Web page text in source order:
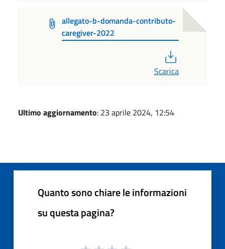
allegato-b-domanda-contributo-
caregiver-2022
Scarica
Ultimo aggiornamento: 23 aprile 2024, 12:54
Quanto sono chiare le informazioni
su questa pagina?